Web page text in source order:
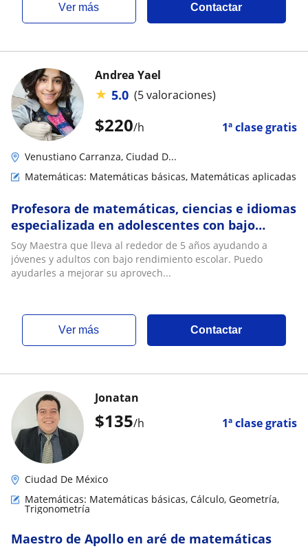
ver más Contactar
$220/h 1ª clase gratis
Andrea Yael
★ 5.0 (5 valoraciones)
Venustiano Carranza, Ciudad D...
Matemáticas: Matemáticas básicas, Matemáticas aplicadas
Profesora de matemáticas, ciencias e idiomas
especializada en adolescentes con bajo
rendimiento escolaren la CDMX
Soy Maestra que lleva al rededor de 5 años ayudando a
jóvenes y adultos con bajo rendimiento escolar. Puedo
ayudarles a mejorar su aprovech...
ver más Contactar
$135/h 1ª clase gratis
Jonatan
Ciudad De México
Matemáticas: Matemáticas básicas, Cálculo, Geometría,
Trigonometría
Maestro de Apollo en aré de matemáticas